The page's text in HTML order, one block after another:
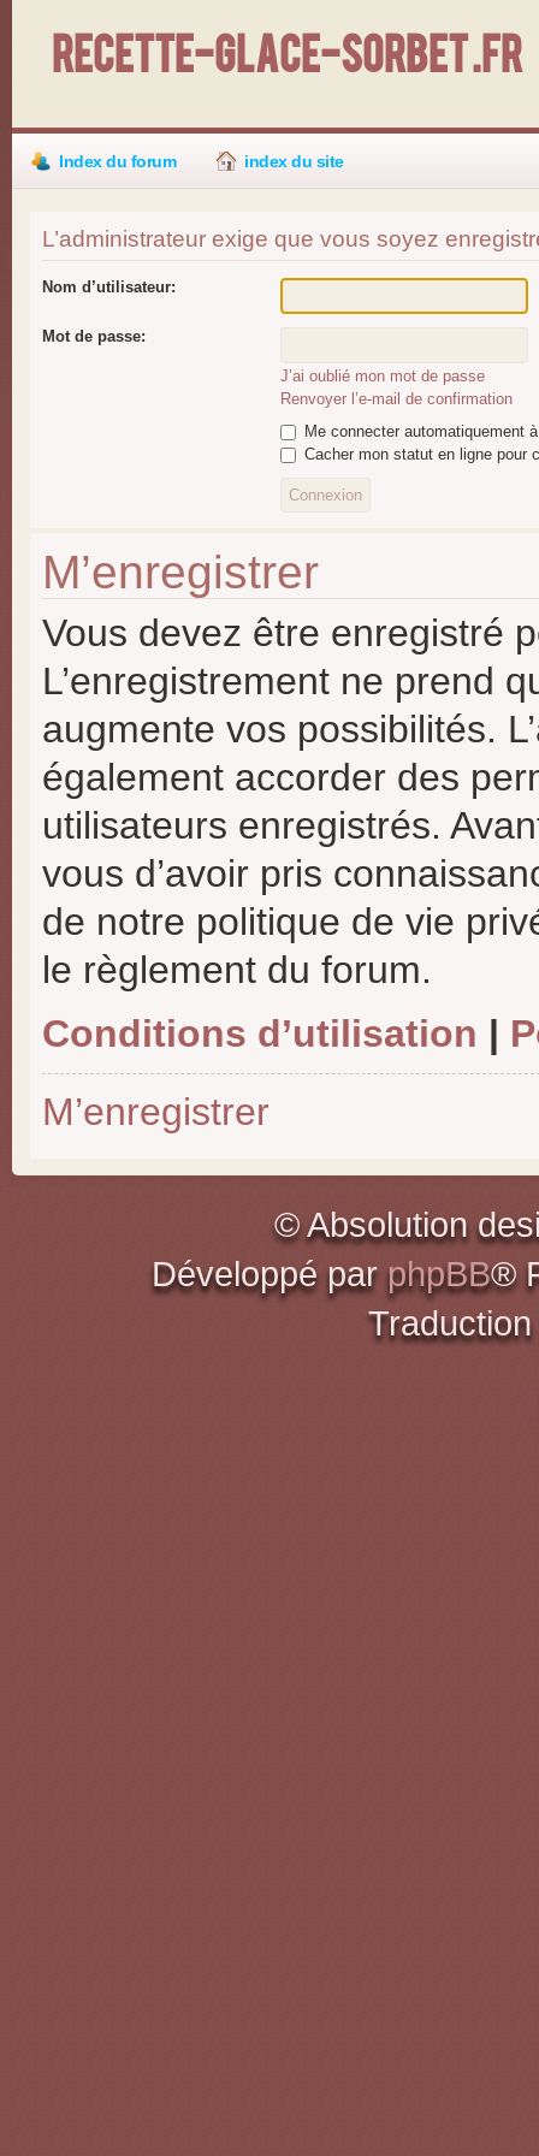
Recette-Glace-Sorbet .fr
Index du forum index du site
L’administrateur exige que vous soyez
Nom d’utilisateur:
Mot de passe:
J’ai oublié mon mot de passe
Renvoyer l’e-mail de confirmation
Me connecter automatiquement
Cacher mon statut en ligne pour
M’enregistrer
Vous devez être enregistré
L’enregistrement ne prend
augmente vos possibilités.
également accorder des
utilisateurs enregistrés.
vous d’avoir pris
de notre politique de vie
le règlement du forum.
Conditions d’utilisation |
M’enregistrer
© Absolution
Développé par phpBB®